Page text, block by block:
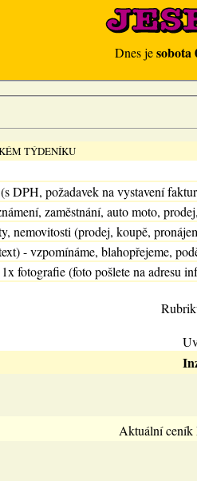
Dnes jesobota
TÝDENÍKU
DPH, požadavek na vystavení
zaměstnání, auto moto,
nemovitosti (prodej, koupě,
- vzpomínáme, blahopřejeme,
fotografie (foto pošlete na adresu
Aktuální ceník